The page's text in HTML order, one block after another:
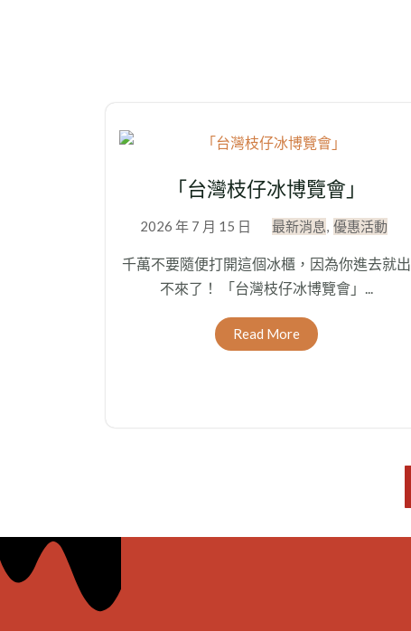
「台灣枝仔冰博覽會」
2026 年 7 月 15 日 最新消息, 優惠活動
千萬不要隨便打開這個冰櫃，因為你進去就出
不來了！ 「台灣枝仔冰博覽會」...
Read More